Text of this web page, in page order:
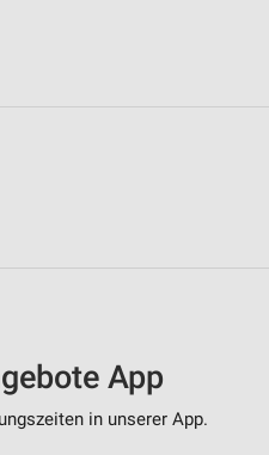
App
in unserer App.